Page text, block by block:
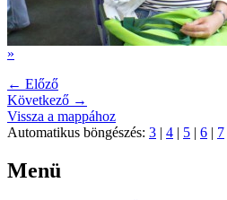
»
← Előző
Következő →
Vissza a mappához
Automatikus böngészés: 3 | 4 | 5 | 6 | 7
Menü